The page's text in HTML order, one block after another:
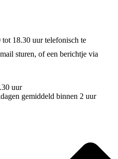
18.30 uur telefonisch te
sturen, of een berichtje via
uur
gemiddeld binnen 2 uur